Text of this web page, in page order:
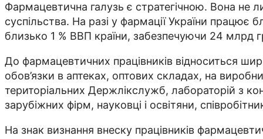
Фармацевтична галузь є стратегічною. Вона не
суспільства. На разі у фармації України
близько 1 % ВВП країни, забезпечуючи 24 млрд
До фармацевтичних працівників відноситься
обов’язки в аптеках, оптових складах, на
територіальних Держлікслужб, лабораторій з
зарубіжних фірм, науковці і освітяни,
На знак визнання внеску працівників